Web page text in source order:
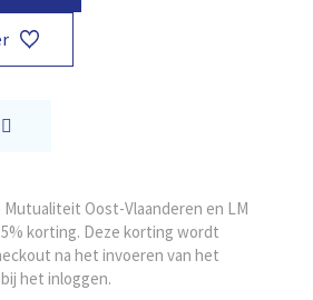
Mutualiteit Oost-Vlaanderen en LM
korting. Deze korting wordt
na het invoeren van het
het inloggen.